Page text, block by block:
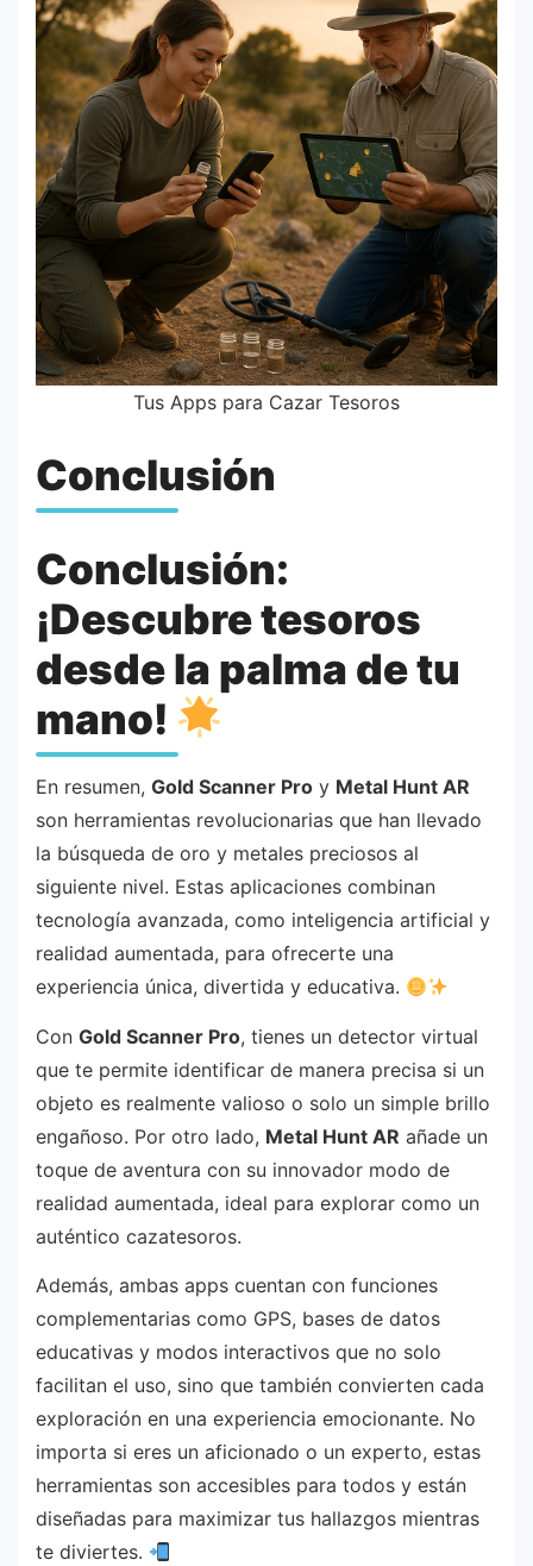
Tus Apps para Cazar Tesoros
Conclusión
Conclusión:
¡Descubre tesoros
desde la palma de tu
mano!
En resumen, Gold Scanner Pro y Metal Hunt AR
son herramientas revolucionarias que han llevado
la búsqueda de oro y metales preciosos al
siguiente nivel. Estas aplicaciones combinan
tecnología avanzada, como inteligencia artificial y
realidad aumentada, para ofrecerte una
experiencia única, divertida y educativa.
Con Gold Scanner Pro, tienes un detector virtual
que te permite identificar de manera precisa si un
objeto es realmente valioso o solo un simple brillo
engañoso. Por otro lado, Metal Hunt AR añade un
toque de aventura con su innovador modo de
realidad aumentada, ideal para explorar como un
auténtico cazatesoros.
Además, ambas apps cuentan con funciones
complementarias como GPS, bases de datos
educativas y modos interactivos que no solo
facilitan el uso, sino que también convierten cada
exploración en una experiencia emocionante. No
importa si eres un aficionado o un experto, estas
herramientas son accesibles para todos y están
diseñadas para maximizar tus hallazgos mientras
te diviertes.